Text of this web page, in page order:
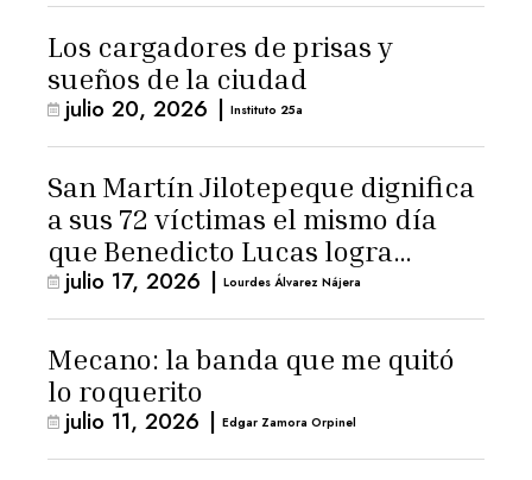
Los cargadores de prisas y
sueños de la ciudad
julio 20, 2026 | Instituto 25a
San Martín Jilotepeque dignifica
a sus 72 víctimas el mismo día
que Benedicto Lucas logra
arresto domiciliario
julio 17, 2026 | Lourdes Álvarez Nájera
Mecano: la banda que me quitó
lo roquerito
julio 11, 2026 | Edgar Zamora Orpinel